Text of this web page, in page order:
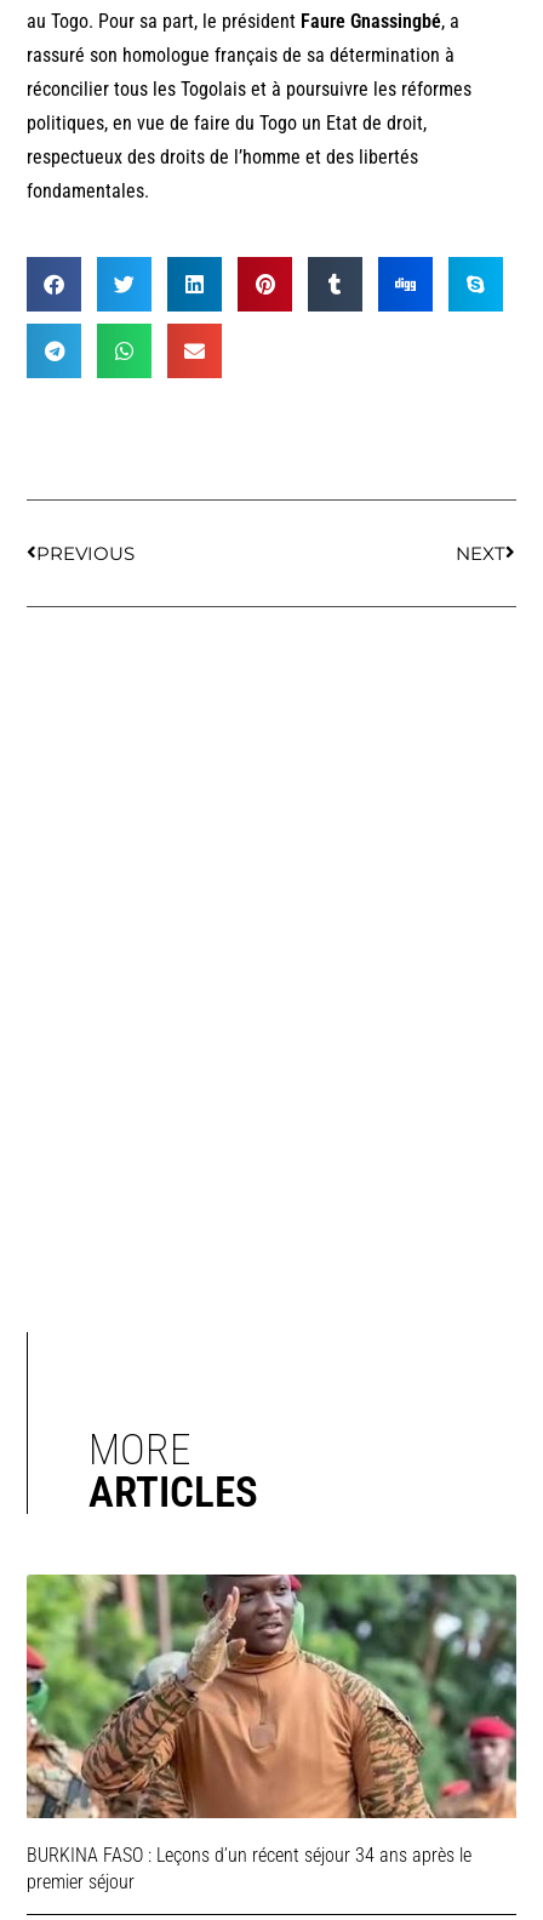
au Togo. Pour sa part, le président Faure Gnassingbé, a
rassuré son homologue français de sa détermination à
réconcilier tous les Togolais et à poursuivre les réformes
politiques, en vue de faire du Togo un Etat de droit,
respectueux des droits de l’homme et des libertés
fondamentales.
PREVIOUS NEXT
MORE
ARTICLES
BURKINA FASO : Leçons d’un récent séjour 34 ans après le
premier séjour